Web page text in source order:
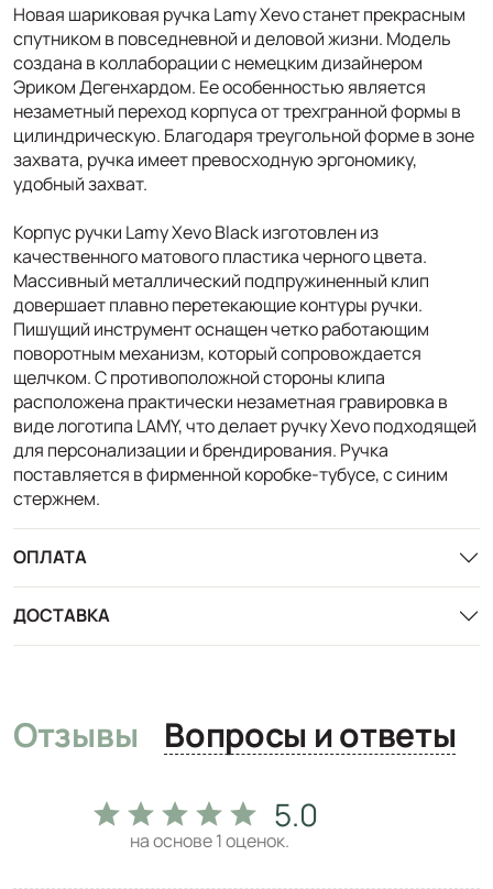
Новая шариковая ручка Lamy Xevo станет прекрасным
спутником в повседневной и деловой жизни. Модель
создана в коллаборации с немецким дизайнером
Эриком Дегенхардом. Ее особенностью является
незаметный переход корпуса от трехгранной формы в
цилиндрическую. Благодаря треугольной форме в зоне
захвата, ручка имеет превосходную эргономику,
удобный захват.
Корпус ручки Lamy Хevo Black изготовлен из
качественного матового пластика черного цвета.
Массивный металлический подпружиненный клип
довершает плавно перетекающие контуры ручки.
Пишущий инструмент оснащен четко работающим
поворотным механизм, который сопровождается
щелчком. С противоположной стороны клипа
расположена практически незаметная гравировка в
виде логотипа LAMY, что делает ручку Хevo подходящей
для персонализации и брендирования. Ручка
поставляется в фирменной коробке-тубусе, с синим
стержнем.
ОПЛАТА
ДОСТАВКА
Отзывы Вопросы и ответы
5.0
на основе1оценок.